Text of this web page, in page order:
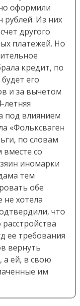
оформили
рублей. Из них
другого
платежей. Но
кредит, по
его
и за вычетом
летняя
под влиянием
«Фольксваген
по словам
со
иномарки
тем
обе
не хотела
что
ее требования
вернуть
а ей, в свою
им